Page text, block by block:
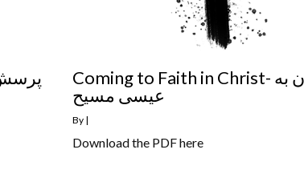
Coming to Faith in Christ- ایمان به
عیسی مسیح
By |
Download the PDF here